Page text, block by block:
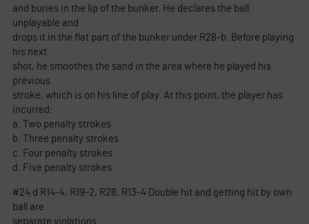
and buries in the lip of the bunker. He declares the ball
unplayable and
drops it in the flat part of the bunker under R28-b. Before playing
his next
shot, he smoothes the sand in the area where he played his
previous
stroke, which is on his line of play. At this point, the player has
incurred:
a. Two penalty strokes
b. Three penalty strokes
c. Four penalty strokes
d. Five penalty strokes
#24 d R14-4, R19-2, R28, R13-4 Double hit and getting hit by own
ball are
separate violations.